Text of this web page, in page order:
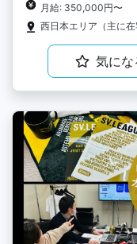
月給: 350,000円〜
西日本エリア（主に在
気にな